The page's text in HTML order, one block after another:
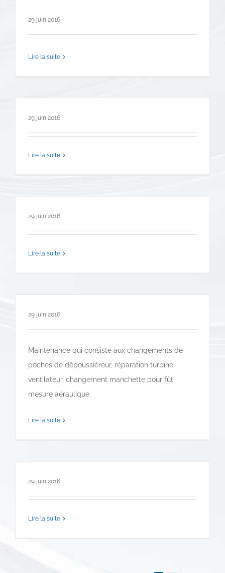
29 juin 2016
Lire la suite
29 juin 2016
Lire la suite
29 juin 2016
Lire la suite
29 juin 2016
Maintenance qui consiste aux changements de
poches de dépoussiéreur, réparation turbine
ventilateur, changement manchette pour fût,
mesure aéraulique.
Lire la suite
29 juin 2016
Lire la suite